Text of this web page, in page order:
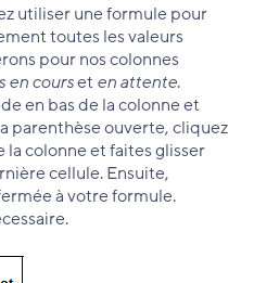
utiliser une formule pour
toutes les valeurs
pour nos colonnes
en courset en attente.
en bas de la colonne et
parenthèse ouverte, cliquez
colonne et faites glisser
cellule. Ensuite,
à votre formule.